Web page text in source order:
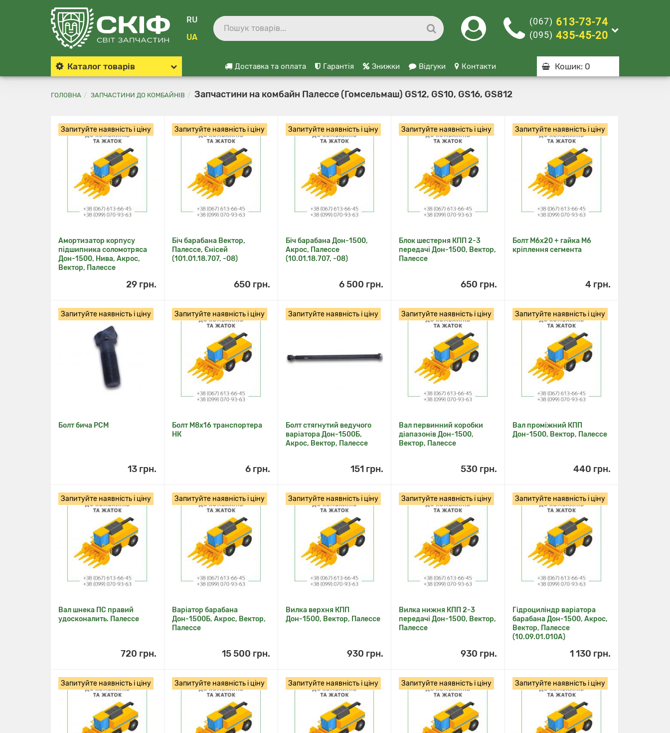
RU
UA
(067) 613-73-74
(095) 435-45-20
Каталог товарів Доставка та оплата Гарантія Знижки Відгуки Контакти Кошик: 0
ГОЛОВНА ЗАПЧАСТИНИ ДО КОМБАЙНІВ Запчастини на комбайн Палессе (Гомсельмаш) GS12, GS10, GS16, GS812
Запитуйте наявність і ціну
Амортизатор корпусу
підшипника соломотряса
Дон-1500, Нива, Акрос,
Вектор, Палессе
29 грн.
Запитуйте наявність і ціну
Біч барабана Вектор,
Палессе, Єнісей
(101.01.18.707, -08)
650 грн.
Запитуйте наявність і ціну
Біч барабана Дон-1500,
Акрос, Палессе
(10.01.18.707, -08)
6 500 грн.
Запитуйте наявність і ціну
Блок шестерня КПП 2-3
передачі Дон-1500, Вектор,
Палессе
650 грн.
Запитуйте наявність і ціну
Болт M6x20 + гайка M6
кріплення сегмента
4 грн.
Запитуйте наявність і ціну
Болт бича РСМ
13 грн.
Запитуйте наявність і ціну
Болт М8х16 транспортера
НК
6 грн.
Запитуйте наявність і ціну
Болт стягнутий ведучого
варіатора Дон-1500Б,
Акрос, Вектор, Палессе
151 грн.
Запитуйте наявність і ціну
Вал первинний коробки
діапазонів Дон-1500,
Вектор, Палессе
530 грн.
Запитуйте наявність і ціну
Вал проміжний КПП
Дон-1500, Вектор, Палессе
440 грн.
Запитуйте наявність і ціну
Вал шнека ПС правий
удосконалить. Палессе
720 грн.
Запитуйте наявність і ціну
Варіатор барабана
Дон-1500Б, Акрос, Вектор,
Палессе
15 500 грн.
Запитуйте наявність і ціну
Вилка верхня КПП
Дон-1500, Вектор, Палессе
930 грн.
Запитуйте наявність і ціну
Вилка нижня КПП 2-3
передачі Дон-1500, Вектор,
Палессе
930 грн.
Запитуйте наявність і ціну
Гідроциліндр варіатора
барабана Дон-1500, Акрос,
Вектор, Палессе
(10.09.01.010А)
1 130 грн.
Запитуйте наявність і ціну Запитуйте наявність і ціну Запитуйте наявність і ціну Запитуйте наявність і ціну Запитуйте наявність і ціну